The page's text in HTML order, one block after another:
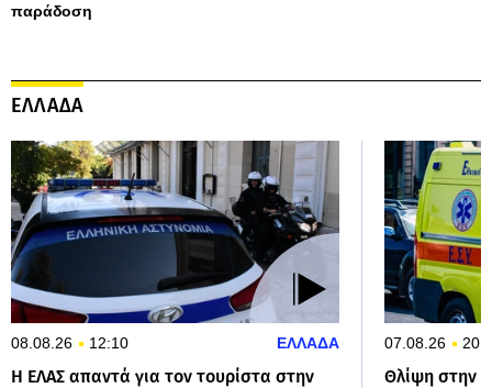
παράδοση
ΕΛΛΑΔΑ
08.08.26 12:10 ΕΛΛΑΔΑ
Η ΕΛΑΣ απαντά για τον τουρίστα στην
07.08.26
Θλίψη στην